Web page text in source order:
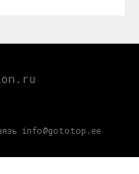
info@gototop.ee